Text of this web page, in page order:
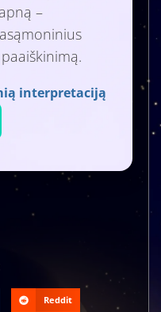
–
interpretaciją
Reddit